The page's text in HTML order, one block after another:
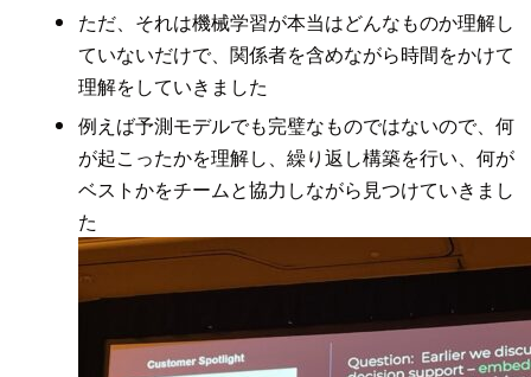
ただ、それは機械学習が本当はどんなものか理解し
ていないだけで、関係者を含めながら時間をかけて
理解をしていきました
例えば予測モデルでも完璧なものではないので、何
が起こったかを理解し、繰り返し構築を行い、何が
ベストかをチームと協力しながら見つけていきまし
た